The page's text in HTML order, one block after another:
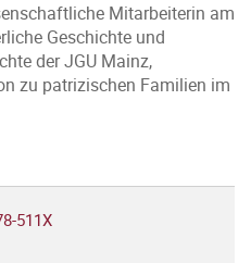
Mitarbeiterin am
Geschichte und
der JGU Mainz,
zu patrizischen Familien im
511X